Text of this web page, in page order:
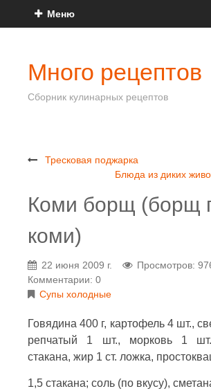
Меню
Много рецептов
Сборник кулинарных рецептов
Тресковая поджарка
Блюда из диких
Коми борщ (борщ
коми)
22 июня 2009 г.
Просмотров:
Комментарии: 0
Супы холодные
Говядина 400 г, картофель 4 шт.,
репчатый 1 шт., морковь 1
стакана, жир 1 ст. ложка,
1,5 стакана; соль (по вкусу),